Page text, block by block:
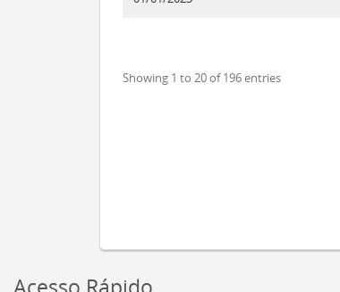
Showing 1 to 20 of 196 entries